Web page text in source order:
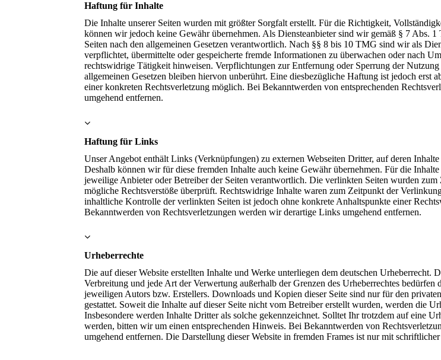
Haftung für Inhalte
Die Inhalte unserer Seiten wurden mit größter Sorgfalt erstellt. Für die Richtigkeit,
können wir jedoch keine Gewähr übernehmen. Als Diensteanbieter sind wir gemäß § 7 Abs.
Seiten nach den allgemeinen Gesetzen verantwortlich. Nach §§ 8 bis 10 TMG sind wir als
verpflichtet, übermittelte oder gespeicherte fremde Informationen zu überwachen oder nach
rechtswidrige Tätigkeit hinweisen. Verpflichtungen zur Entfernung oder Sperrung der
allgemeinen Gesetzen bleiben hiervon unberührt. Eine diesbezügliche Haftung ist jedoch erst
einer konkreten Rechtsverletzung möglich. Bei Bekanntwerden von entsprechenden
umgehend entfernen.
Haftung für Links
Unser Angebot enthält Links (Verknüpfungen) zu externen Webseiten Dritter, auf deren
Deshalb können wir für diese fremden Inhalte auch keine Gewähr übernehmen. Für die
jeweilige Anbieter oder Betreiber der Seiten verantwortlich. Die verlinkten Seiten wurden
mögliche Rechtsverstöße überprüft. Rechtswidrige Inhalte waren zum Zeitpunkt der
inhaltliche Kontrolle der verlinkten Seiten ist jedoch ohne konkrete Anhaltspunkte einer
Bekanntwerden von Rechtsverletzungen werden wir derartige Links umgehend entfernen.
Urheberrechte
Die auf dieser Website erstellten Inhalte und Werke unterliegen dem deutschen Urheberrecht.
Verbreitung und jede Art der Verwertung außerhalb der Grenzen des Urheberrechtes bedürfen
jeweiligen Autors bzw. Erstellers. Downloads und Kopien dieser Seite sind nur für den
gestattet. Soweit die Inhalte auf dieser Seite nicht vom Betreiber erstellt wurden, werden die
Insbesondere werden Inhalte Dritter als solche gekennzeichnet. Solltet Ihr trotzdem auf eine
werden, bitten wir um einen entsprechenden Hinweis. Bei Bekanntwerden von
umgehend entfernen. Die Darstellung dieser Website in fremden Frames ist nur mit